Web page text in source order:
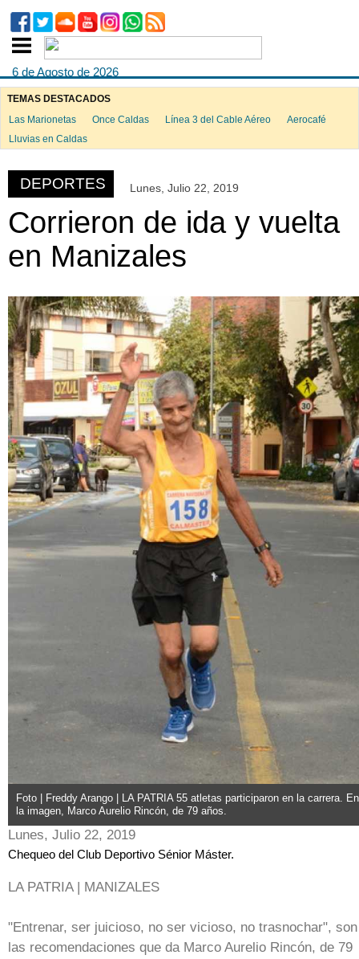
6 de Agosto de 2026
TEMAS DESTACADOS
Las Marionetas
Once Caldas Línea 3 del Cable Aéreo
Aerocafé
Lluvias en Caldas
DEPORTES Lunes, Julio 22, 2019
Corrieron de ida y vuelta
en Manizales
Foto | Freddy Arango | LA PATRIA 55 atletas participaron en la carrera. En
la imagen, Marco Aurelio Rincón, de 79 años.
Lunes, Julio 22, 2019
Chequeo del Club Deportivo Sénior Máster.
LA PATRIA | MANIZALES
"Entrenar, ser juicioso, no ser vicioso, no trasnochar", son
las recomendaciones que da Marco Aurelio Rincón, de 79